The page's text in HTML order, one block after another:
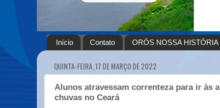
Início Contato ORÓS NOSSA HISTÓRIA
QUINTA-FEIRA, 17 DE MARÇO DE 2022
Alunos atravessam correnteza para ir às
chuvas no Ceará